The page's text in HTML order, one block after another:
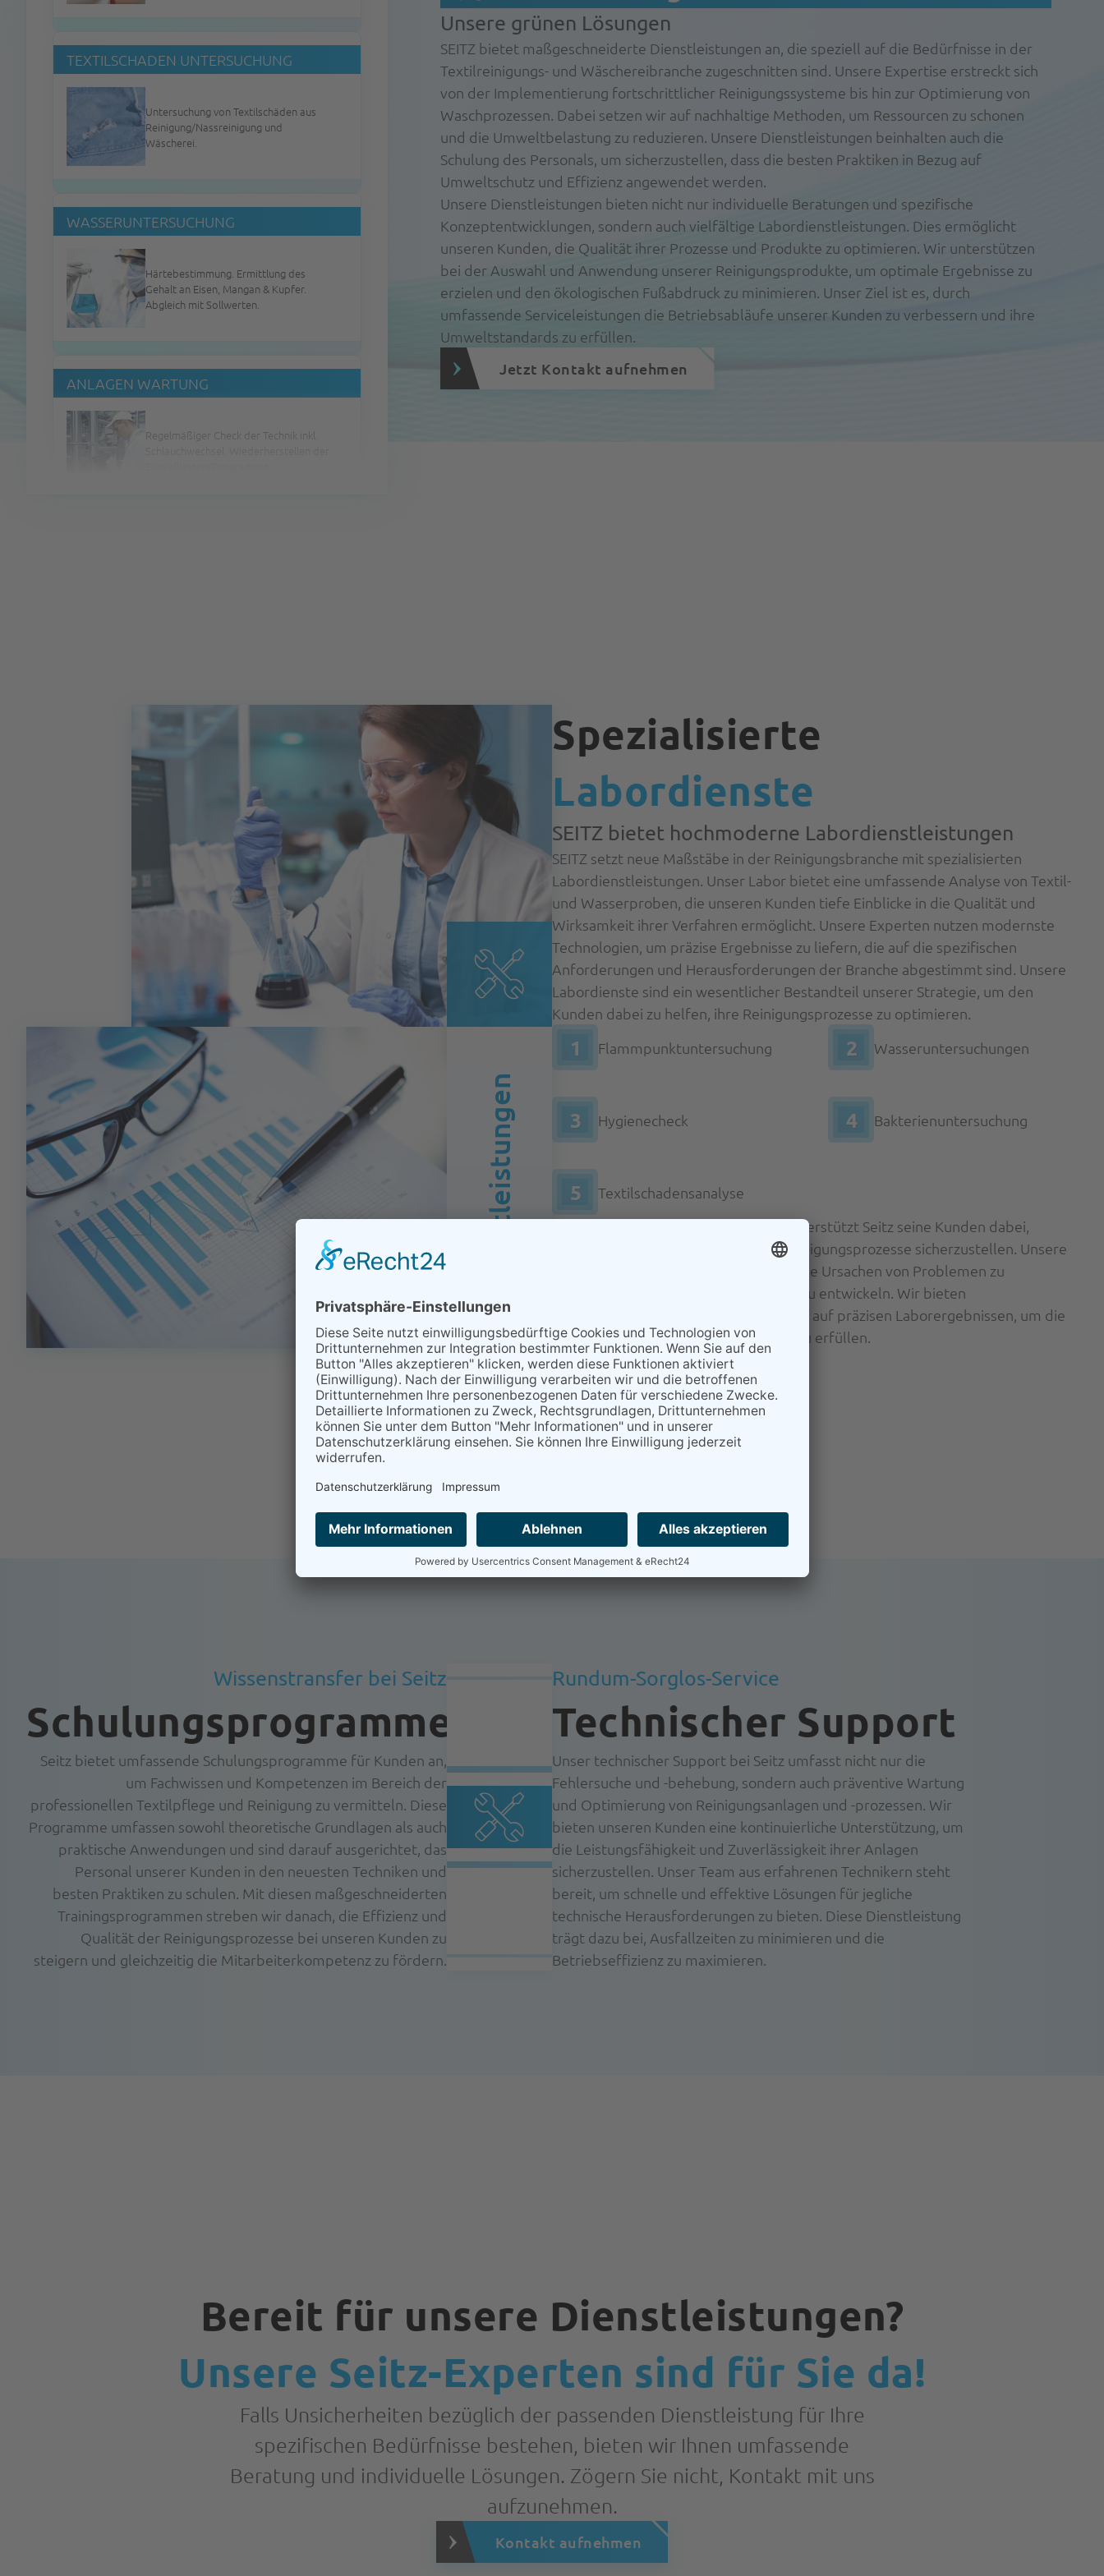
Unsere grünen Lösungen
SEITZ bietet maßgeschneiderte Dienstleistungen an, die speziell auf die Bedürfnisse in der
Textilreinigungs- und Wäschereibranche zugeschnitten sind. Unsere Expertise erstreckt sich
von der Implementierung fortschrittlicher Reinigungssysteme bis hin zur Optimierung von
Waschprozessen. Dabei setzen wir auf nachhaltige Methoden, um Ressourcen zu schonen
und die Umweltbelastung zu reduzieren. Unsere Dienstleistungen beinhalten auch die
Schulung des Personals, um sicherzustellen, dass die besten Praktiken in Bezug auf
Umweltschutz und Effizienz angewendet werden.
Unsere Dienstleistungen bieten nicht nur individuelle Beratungen und spezifische
Konzeptentwicklungen, sondern auch vielfältige Labordienstleistungen. Dies ermöglicht
unseren Kunden, die Qualität ihrer Prozesse und Produkte zu optimieren. Wir unterstützen
bei der Auswahl und Anwendung unserer Reinigungsprodukte, um optimale Ergebnisse zu
erzielen und den ökologischen Fußabdruck zu minimieren. Unser Ziel ist es, durch
umfassende Serviceleistungen die Betriebsabläufe unserer Kunden zu verbessern und ihre
Umweltstandards zu erfüllen.
Jetzt Kontakt aufnehmen
Wäscherei.
Abgleich mit Sollwerten.
Einstellungen/Programme.
Berufsbegleitende Schulungen für die
Fehlervermeidung.
Dienstleistungen
Spezialisierte
Labordienste
SEITZ bietet hochmoderne Labordienstleistungen
SEITZ setzt neue Maßstäbe in der Reinigungsbranche mit spezialisierten
Labordienstleistungen. Unser Labor bietet eine umfassende Analyse von Textil-
und Wasserproben, die unseren Kunden tiefe Einblicke in die Qualität und
Wirksamkeit ihrer Verfahren ermöglicht. Unsere Experten nutzen modernste
Technologien, um präzise Ergebnisse zu liefern, die auf die spezifischen
Anforderungen und Herausforderungen der Branche abgestimmt sind. Unsere
Labordienste sind ein wesentlicher Bestandteil unserer Strategie, um den
Kunden dabei zu helfen, ihre Reinigungsprozesse zu optimieren.
1 Flammpunktuntersuchung 2 Wasseruntersuchungen
3 Hygienecheck 4 Bakterienuntersuchung
5
Textilschadensanalyse
Durch diese Labordienstleistungen unterstützt Seitz seine Kunden dabei,
qualitativ hochwertige und sichere Reinigungsprozesse sicherzustellen. Unsere
detaillierten Untersuchungen helfen, die Ursachen von Problemen zu
identifizieren und effektive Lösungen zu entwickeln. Wir bieten
maßgeschneiderte Beratung basierend auf präzisen Laborergebnissen, um die
Bedürfnisse unserer Kunden optimal zu erfüllen.
Wissenstransfer bei Seitz
Schulungsprogramme
Seitz bietet umfassende Schulungsprogramme für Kunden an,
um Fachwissen und Kompetenzen im Bereich der
professionellen Textilpflege und Reinigung zu vermitteln. Diese
Programme umfassen sowohl theoretische Grundlagen als auch
praktische Anwendungen und sind darauf ausgerichtet, das
Personal unserer Kunden in den neuesten Techniken und
besten Praktiken zu schulen. Mit diesen maßgeschneiderten
Trainingsprogrammen streben wir danach, die Effizienz und
Qualität der Reinigungsprozesse bei unseren Kunden zu
steigern und gleichzeitig die Mitarbeiterkompetenz zu fördern.
Rundum-Sorglos-Service
Technischer Support
Unser technischer Support bei Seitz umfasst nicht nur die
Fehlersuche und -behebung, sondern auch präventive Wartung
und Optimierung von Reinigungsanlagen und -prozessen. Wir
bieten unseren Kunden eine kontinuierliche Unterstützung, um
die Leistungsfähigkeit und Zuverlässigkeit ihrer Anlagen
sicherzustellen. Unser Team aus erfahrenen Technikern steht
bereit, um schnelle und effektive Lösungen für jegliche
technische Herausforderungen zu bieten. Diese Dienstleistung
trägt dazu bei, Ausfallzeiten zu minimieren und die
Betriebseffizienz zu maximieren.
Bereit für unsere Dienstleistungen?
Unsere Seitz-Experten sind für Sie da!
Falls Unsicherheiten bezüglich der passenden Dienstleistung für Ihre
spezifischen Bedürfnisse bestehen, bieten wir Ihnen umfassende
Beratung und individuelle Lösungen. Zögern Sie nicht, Kontakt mit uns
aufzunehmen.
Kontakt aufnehmen